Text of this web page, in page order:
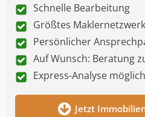
Schnelle Bearbeitung
Größtes
Persönlicher
Auf Wunsch: Beratung
Express-Analyse möglich
Jetzt